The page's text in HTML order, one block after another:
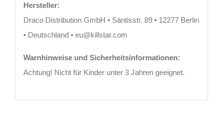
Hersteller:
Draco Distribution GmbH • Säntisstr. 89 • 12277 Berlin
• Deutschland • eu@killstar.com
Warnhinweise und Sicherheitsinformationen:
Achtung! Nicht für Kinder unter 3 Jahren geeignet.